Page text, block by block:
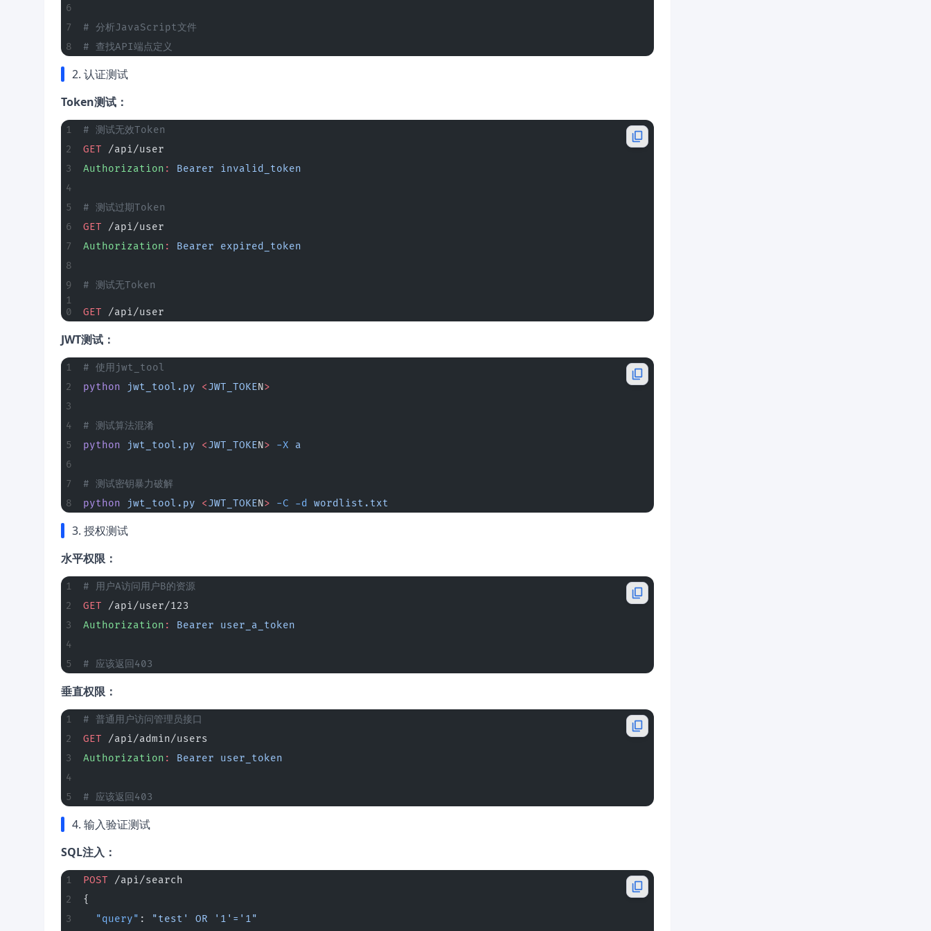
# 分析JavaScript文件
# 查找API端点定义
2. 认证测试
Token测试：
# 测试无效Token
GET /api/user
Authorization : Bearer invalid_token
# 测试过期Token
GET /api/user
Authorization : Bearer expired_token
# 测试无Token
GET /api/user
JWT测试：
# 使用jwt_tool
python jwt_tool.py <JWT_TOKEN>
# 测试算法混淆
python jwt_tool.py <JWT_TOKEN> -X a
# 测试密钥暴力破解
python jwt_tool.py <JWT_TOKEN> -C -d wordlist.txt
3. 授权测试
水平权限：
# 用户A访问用户B的资源
GET /api/user/123
Authorization : Bearer user_a_token
# 应该返回403
垂直权限：
# 普通用户访问管理员接口
GET /api/admin/users
Authorization : Bearer user_token
# 应该返回403
4. 输入验证测试
SQL注入：
POST /api/search
{
  "query"
:
"test' OR '1'='1"